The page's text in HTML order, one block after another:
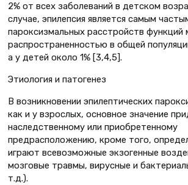
2% от всех заболеваний в детском
случае, эпилепсия является самым
пароксизмальных расстройств функций
распространенностью в общей
а у детей около 1% [3,4,5].
Этиология и патогенез
В возникновении эпилептических
как и у взрослых, основное значение
наследственному или приобретенному
предрасположению, кроме того,
играют всевозможные экзогенные
мозговые травмы, вирусные и
т.д.).